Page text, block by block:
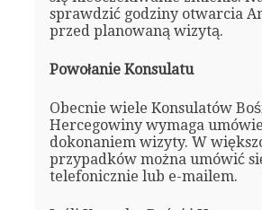
sprawdzić godziny otwarcia
przed planowaną wizytą.
Powołanie Konsulatu
Obecnie wiele Konsulatów
Hercegowiny wymaga
dokonaniem wizyty. W
przypadków można umówić
telefonicznie lub e-mailem.